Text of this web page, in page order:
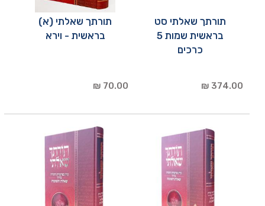
תורתך שאלתי סט
בראשית שמות 5
כרכים
374.00 ₪
תורתך שאלתי (א)
בראשית - וירא
70.00 ₪